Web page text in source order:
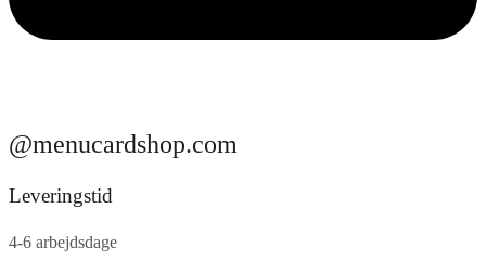
@menucardshop.com
Leveringstid
4-6 arbejdsdage